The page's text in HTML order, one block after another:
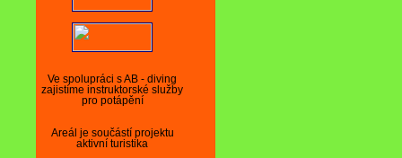
Ve spolupráci s AB - diving
zajistíme instruktorské služby
pro potápění
Areál je součástí projektu
aktivní turistika